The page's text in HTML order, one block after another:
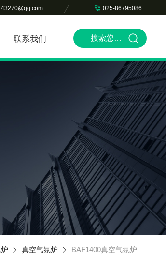
025-86795086
联系我们
真空气氛炉 BAF1400真空气氛炉